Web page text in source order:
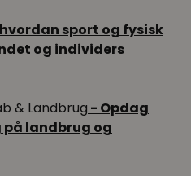
sport og fysisk
og individers
& Landbrug - Opdag
landbrug og